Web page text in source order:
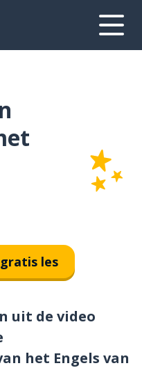
les
uit de video
het Engels van